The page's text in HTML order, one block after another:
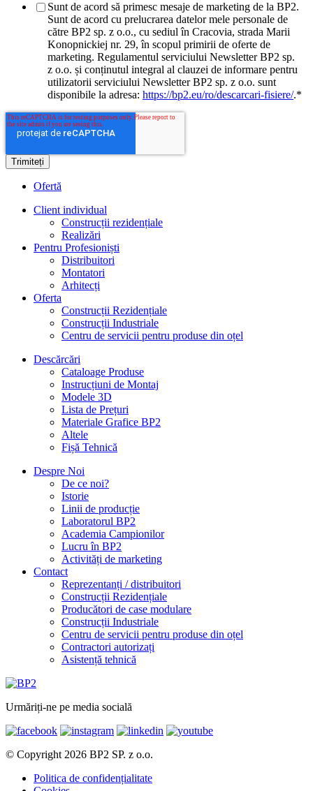
Sunt de acord să primesc mesaje de marketing de la BP2.
Sunt de acord cu prelucrarea datelor mele personale de
către BP2 sp. z o.o., cu sediul în Cracovia, strada Marii
Konopnickiej nr. 29, în scopul primirii de oferte de
marketing. Regulamentul serviciului Newsletter BP2 sp.
z o.o. și conținutul integral al clauzei de informare pentru
utilizatorii serviciului Newsletter BP2 sp. z o.o. sunt
disponibile la adresa: https://bp2.eu/ro/descarcari-fisiere/.*
Ofertă
Client individual
Construcții rezidențiale
Realizări
Pentru Profesioniști
Distribuitori
Montatori
Arhitecți
Oferta
Construcții Rezidențiale
Construcții Industriale
Centru de servicii pentru produse din oțel
Descărcări
Cataloage Produse
Instrucțiuni de Montaj
Modele 3D
Lista de Prețuri
Materiale Grafice BP2
Altele
Fișă Tehnică
Despre Noi
De ce noi?
Istorie
Linii de producție
Laboratorul BP2
Academia Campionilor
Lucru în BP2
Activități de marketing
Contact
Reprezentanți / distribuitori
Construcții Rezidențiale
Producători de case modulare
Construcții Industriale
Centru de servicii pentru produse din oțel
Contractori autorizați
Asistență tehnică
Urmăriți-ne pe media socială
© Copyright 2026 BP2 SP. z o.o.
Politica de confidențialitate